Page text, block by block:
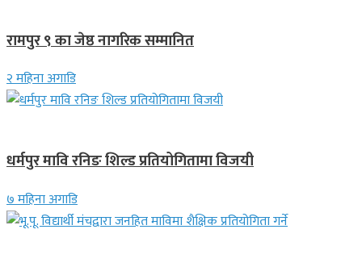
रामपुर ९ का जेष्ठ नागरिक सम्मानित
२ महिना अगाडि
धर्मपुर मावि रनिङ शिल्ड प्रतियोगितामा विजयी
७ महिना अगाडि